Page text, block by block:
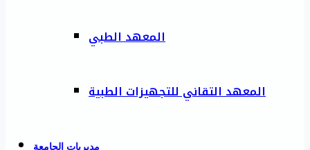
المعهد الطبي
المعهد التقاني للتجهيزات الطبية
مديريات الجامعة